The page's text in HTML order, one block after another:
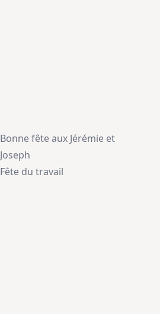
Bonne fête aux Jérémie et
Joseph
Fête du travail